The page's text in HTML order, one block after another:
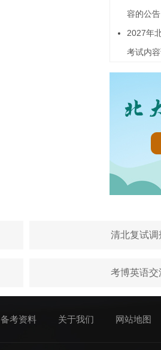
容的公告
2027年
考试内
清北复试调
考博英语交
备考资料 关于我们 网站地图